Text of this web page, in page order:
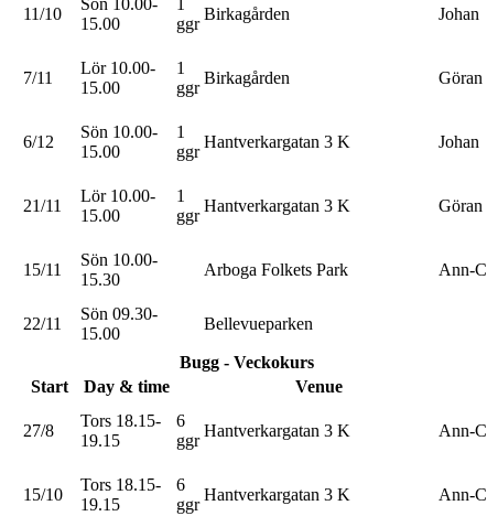
11/10
15.00
ggr
Birkagården Johan
7/11
Lör 10.00-
15.00
1
ggr
Birkagården Göran
6/12
Sön 10.00-
15.00
1
ggr
Hantverkargatan 3 K Johan
21/11
Lör 10.00-
15.00
1
ggr
Hantverkargatan 3 K Göran
15/11
Sön 10.00-
15.30
Arboga Folkets Park Ann-
22/11
Sön 09.30-
15.00
Bellevueparken
Bugg - Veckokurs
Start
Day & time Venue
27/8
Tors 18.15-
19.15
6
ggr
Hantverkargatan 3 K Ann-
15/10
Tors 18.15-
19.15
6
ggr
Hantverkargatan 3 K Ann-